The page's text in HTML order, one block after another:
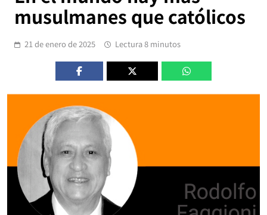
musulmanes que católicos
21 de enero de 2025 Lectura 8 minutos